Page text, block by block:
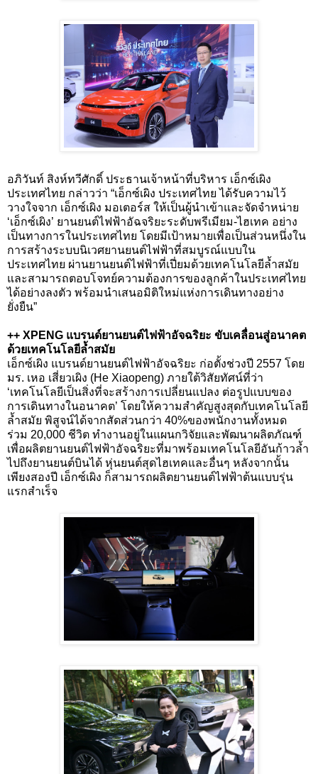
อภิวันท์ สิงห์ทวีศักดิ์ ประธานเจ้าหน้าที่บริหาร เอ็กซ์เผิง
ประเทศไทย กล่าวว่า “เอ็กซ์เผิง ประเทศไทย ได้รับความไว้
วางใจจาก เอ็กซ์เผิง มอเตอร์ส ให้เป็นผู้นำเข้าและจัดจำหน่าย
‘เอ็กซ์เผิง’ ยานยนต์ไฟฟ้าอัฉจริยะระดับพรีเมียม-ไฮเทค อย่าง
เป็นทางการในประเทศไทย โดยมีเป้าหมายเพื่อเป็นส่วนหนึ่งใน
การสร้างระบบนิเวศยานยนต์ไฟฟ้าที่สมบูรณ์แบบใน
ประเทศไทย ผ่านยานยนต์ไฟฟ้าที่เปี่ยมด้วยเทคโนโลยีล้ำสมัย
และสามารถตอบโจทย์ความต้องการของลูกค้าในประเทศไทย
ได้อย่างลงตัว พร้อมนำเสนอมิติใหม่แห่งการเดินทางอย่าง
ยั่งยืน”
++ XPENG แบรนด์ยานยนต์ไฟฟ้าอัจฉริยะ ขับเคลื่อนสู่อนาคต
ด้วยเทคโนโลยีล้ำสมัย
เอ็กซ์เผิง แบรนด์ยานยนต์ไฟฟ้าอัจฉริยะ ก่อตั้งช่วงปี 2557 โดย
มร. เหอ เสี่ยวเผิง (He Xiaopeng) ภายใต้วิสัยทัศน์ที่ว่า
‘เทคโนโลยีเป็นสิ่งที่จะสร้างการเปลี่ยนแปลง ต่อรูปแบบของ
การเดินทางในอนาคต’ โดยให้ความสำคัญสูงสุดกับเทคโนโลยี
ล้ำสมัย พิสูจน์ได้จากสัดส่วนกว่า 40%ของพนักงานทั้งหมด
ร่วม 20,000 ชีวิต ทำงานอยู่ในแผนกวิจัยและพัฒนาผลิตภัณฑ์
เพื่อผลิตยานยนต์ไฟฟ้าอัจฉริยะที่มาพร้อมเทคโนโลยีอันก้าวล้ำ
ไปถึงยานยนต์บินได้ หุ่นยนต์สุดไฮเทคและอื่นๆ หลังจากนั้น
เพียงสองปี เอ็กซ์เผิง ก็สามารถผลิตยานยนต์ไฟฟ้าต้นแบบรุ่น
แรกสำเร็จ